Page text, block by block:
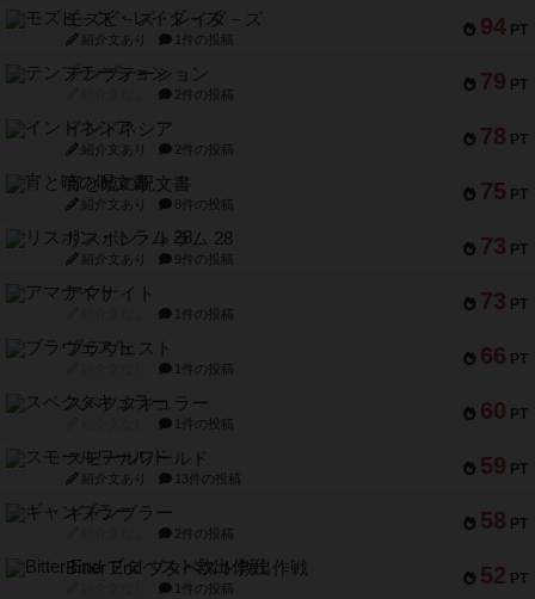
94 PT
モズビ－ズ・レイダ－ズ
紹介文あり 1件の投稿
79 PT
テンプテーション
2件の投稿
78 PT
インドネシア
紹介文あり 2件の投稿
75 PT
宵と暁の呪文書
紹介文あり 8件の投稿
73 PT
リスボン・トラム 28
紹介文あり 9件の投稿
73 PT
アマナイト
1件の投稿
66 PT
ブラヴェスト
1件の投稿
60 PT
スペクタキュラー
1件の投稿
59 PT
スモールワールド
紹介文あり 13件の投稿
58 PT
ギャンブラー
2件の投稿
52 PT
Bitter End ブタペスト救出作戦
1件の投稿